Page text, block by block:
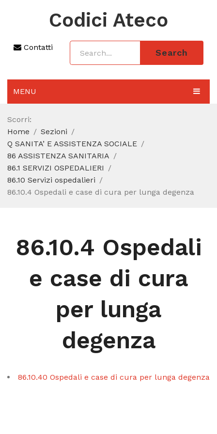
Codici Ateco
Contatti
Search
MENU
AGGIORNAMENTO 2025
SEZIONI
CODICE ATECO A COSA SERVE
CODICE FISCALE
Scorri:
Home
Sezioni
Q SANITA’ E ASSISTENZA SOCIALE
86 ASSISTENZA SANITARIA
86.1 SERVIZI OSPEDALIERI
86.10 Servizi ospedalieri
86.10.4 Ospedali e case di cura per lunga degenza
86.10.4 Ospedali
e case di cura
per lunga
degenza
86.10.40 Ospedali e case di cura per lunga degenza